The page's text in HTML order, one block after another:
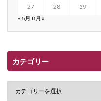
27 28 29
« 6月 8月 »
カテゴリー